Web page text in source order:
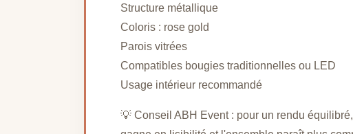
Structure métallique
Coloris : rose gold
Parois vitrées
Compatibles bougies traditionnelles ou LED
Usage intérieur recommandé
💡 Conseil ABH Event : pour un rendu